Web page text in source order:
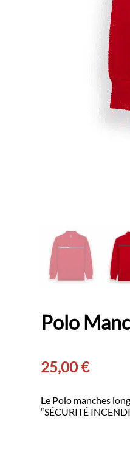
Polo
25,00€
Le Polo manches
“SÉCURITÉ